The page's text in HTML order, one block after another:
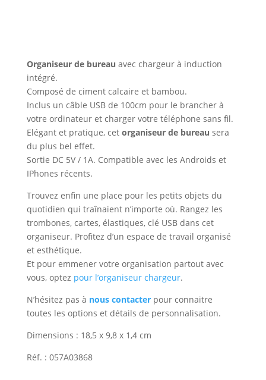
Organiseur de bureau avec chargeur à induction
intégré.
Composé de ciment calcaire et bambou.
Inclus un câble USB de 100cm pour le brancher à
votre ordinateur et charger votre téléphone sans fil.
Elégant et pratique, cet organiseur de bureau sera
du plus bel effet.
Sortie DC 5V / 1A. Compatible avec les Androids et
IPhones récents.
Trouvez enfin une place pour les petits objets du
quotidien qui traînaient n’importe où. Rangez les
trombones, cartes, élastiques, clé USB dans cet
organiseur. Profitez d’un espace de travail organisé
et esthétique.
Et pour emmener votre organisation partout avec
vous, optez pour l’organiseur chargeur.
N’hésitez pas à nous contacterpour connaitre
toutes les options et détails de personnalisation.
Dimensions : 18,5 x 9,8 x 1,4 cm
Réf. : 057A03868